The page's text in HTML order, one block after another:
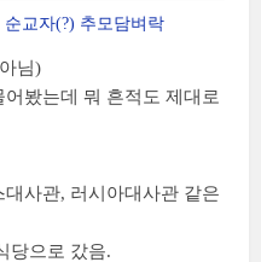
교자(?) 추모담벼락
님)
봤는데 뭐 흔적도 제대로
사관, 러시아대사관 같은
당으로 갔음.